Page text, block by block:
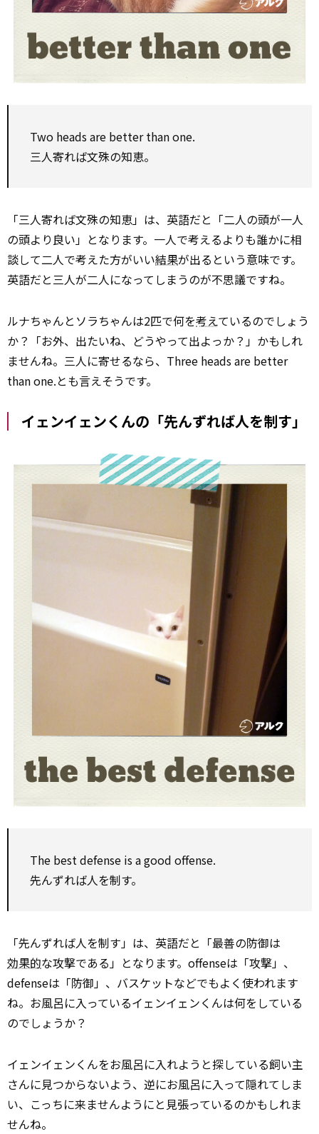
Two heads are better than one.
三人寄れば文殊の知恵。
「三人寄れば文殊の知恵」は、英語だと「二人の頭が一人
の頭より良い」となります。一人で考えるよりも誰かに相
談して二人で考えた方がいい結果が出るという意味です。
英語だと三人が二人になってしまうのが不思議ですね。
ルナちゃんとソラちゃんは2匹で何を考えているのでしょう
か？「お外、出たいね、どうやって出よっか？」かもしれ
ませんね。三人に寄せるなら、Three heads are better
than one.とも言えそうです。
イェンイェンくんの「先んずれば人を制す」
The best defense is a good offense.
先んずれば人を制す。
「先んずれば人を制す」は、英語だと「最善の防御は
効果的な攻撃である」となります。offenseは「攻撃」、
defenseは「防御」、バスケットなどでもよく使われます
ね。お風呂に入っているイェンイェンくんは何をしている
のでしょうか？
イェンイェンくんをお風呂に入れようと探している飼い主
さんに見つからないよう、逆にお風呂に入って隠れてしま
い、こっちに来ませんようにと見張っているのかもしれま
せんね。